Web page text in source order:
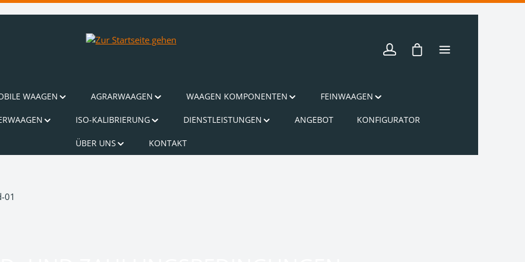
Warenkorb enthält 0
WAAGEN AGRARWAAGEN WAAGEN KOMPONENTEN FEINWAAGEN
ISO-KALIBRIERUNG DIENSTLEISTUNGEN ANGEBOT KONFIGURATOR
ÜBER UNS KONTAKT